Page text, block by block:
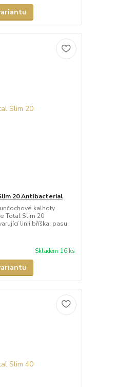
20 Antibacterial
kalhoty
Total Slim 20
linii bříška, pasu,
Skladem 16 ks